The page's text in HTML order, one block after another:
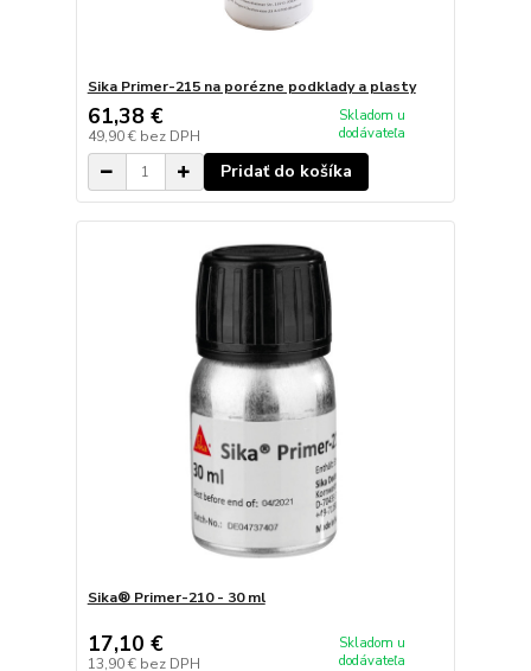
Sika Primer-215 na porézne podklady a plasty
61,38 €
49,90 € bez DPH
Skladom u
dodávateľa
Pridať do košíka
Sika® Primer-210 - 30 ml
17,10 €
13,90 € bez DPH
Skladom u
dodávateľa